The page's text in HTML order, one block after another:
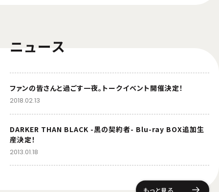
ニュース
ファンの皆さんと過ごす一夜。トークイベント開催決定！
2018.02.13
DARKER THAN BLACK -黒の契約者- Blu-ray BOX追加生
産決定！
2013.01.18
もっと見る